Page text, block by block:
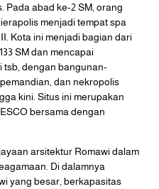
Pada abad ke-2 SM, orang
menjadi tempat spa
Kota ini menjadi bagian dari
SM dan mencapai
tsb, dengan bangunan-
dan nekropolis
kini. Situs ini merupakan
bersama dengan
arsitektur Romawi dalam
Di dalamnya
yang besar, berkapasitas